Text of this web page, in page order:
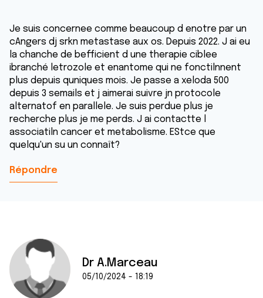
Je suis concernee comme beaucoup d enotre par un
cAngers dj srkn metastase aux os. Depuis 2022. J ai eu
la chanche de befficient d une therapie ciblee
ibranché letrozole et enantome qui ne fonctilnnent
plus depuis quniques mois. Je passe a xeloda 500
depuis 3 semails et j aimerai suivre jn protocole
alternatof en parallele. Je suis perdue plus je
recherche plus je me perds. J ai contactte l
associatiln cancer et metabolisme. EStce que
quelqu'un su un connaît?
Répondre
Dr A.Marceau
05/10/2024 - 18:19